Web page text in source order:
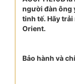
người đàn ông
tinh tế. Hãy
Orient.
Bảo hành và